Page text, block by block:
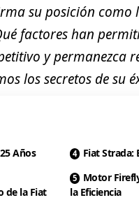
su posición como
factores han
y permanezca
los secretos de su
Años
de la Fiat
Fiat Strada:
Motor
la Eficiencia